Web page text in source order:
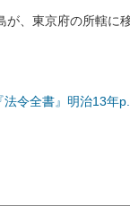
、東京府の所轄に
令全書』明治13年